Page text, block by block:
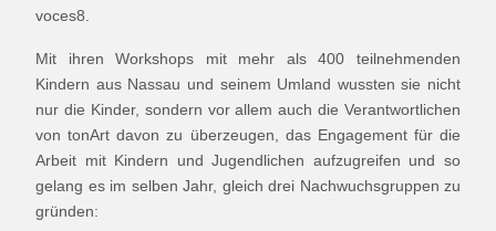
voces8.
Mit ihren Workshops mit mehr als 400 teilnehmenden
Kindern aus Nassau und seinem Umland wussten sie nicht
nur die Kinder, sondern vor allem auch die Verantwortlichen
von tonArt davon zu überzeugen, das Engagement für die
Arbeit mit Kindern und Jugendlichen aufzugreifen und so
gelang es im selben Jahr, gleich drei Nachwuchsgruppen zu
gründen: